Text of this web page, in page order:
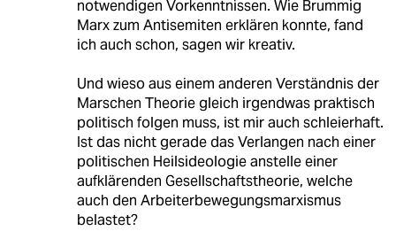
notwendigen Vorkenntnissen. Wie Brummig
Marx zum Antisemiten erklären konnte, fand
ich auch schon, sagen wir kreativ.
Und wieso aus einem anderen Verständnis der
Marschen Theorie gleich irgendwas praktisch
politisch folgen muss, ist mir auch schleierhaft.
Ist das nicht gerade das Verlangen nach einer
politischen Heilsideologie anstelle einer
aufklärenden Gesellschaftstheorie, welche
auch den Arbeiterbewegungsmarxismus
belastet?